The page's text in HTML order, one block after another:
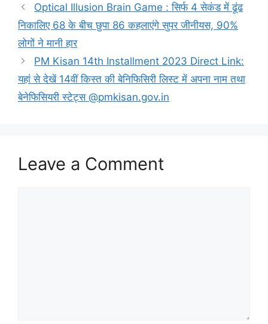
Optical Illusion Brain Game : सिर्फ 4 सेकंड में ढूंढ
निकालिए 68 के बीच छुपा 86 कहलाएंगे सुपर जीनीयस, 90%
लोगों ने मानी हार
PM Kisan 14th Installment 2023 Direct Link:
यहां से देखें 14वीं किस्त की बेनिफिसिरी लिस्ट में अपना नाम तथा
बेनेफिसियरी स्टेट्स @pmkisan.gov.in
Leave a Comment